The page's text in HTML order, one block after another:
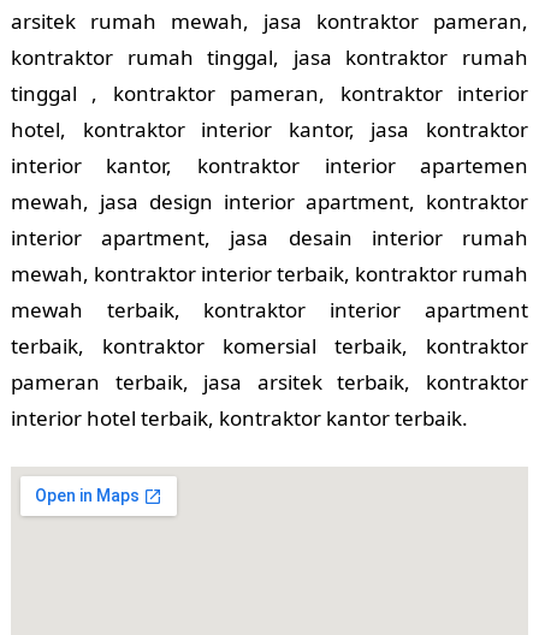
arsitek rumah mewah, jasa kontraktor pameran,
kontraktor rumah tinggal, jasa kontraktor rumah
tinggal , kontraktor pameran, kontraktor interior
hotel, kontraktor interior kantor, jasa kontraktor
interior kantor, kontraktor interior apartemen
mewah, jasa design interior apartment, kontraktor
interior apartment, jasa desain interior rumah
mewah, kontraktor interior terbaik, kontraktor rumah
mewah terbaik, kontraktor interior apartment
terbaik, kontraktor komersial terbaik, kontraktor
pameran terbaik, jasa arsitek terbaik, kontraktor
interior hotel terbaik, kontraktor kantor terbaik.